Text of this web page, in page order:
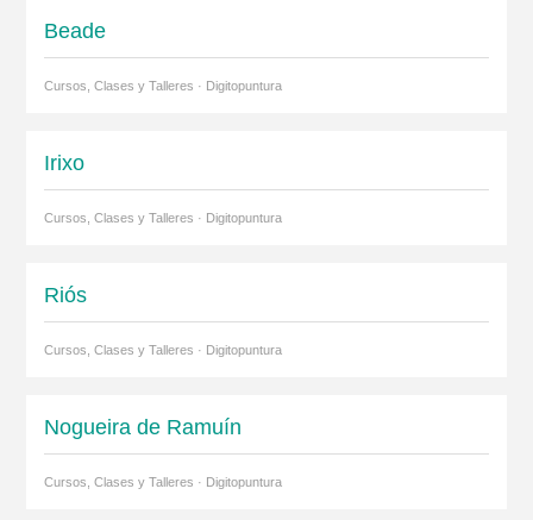
Beade
Cursos, Clases y Talleres · Digitopuntura
Irixo
Cursos, Clases y Talleres · Digitopuntura
Riós
Cursos, Clases y Talleres · Digitopuntura
Nogueira de Ramuín
Cursos, Clases y Talleres · Digitopuntura